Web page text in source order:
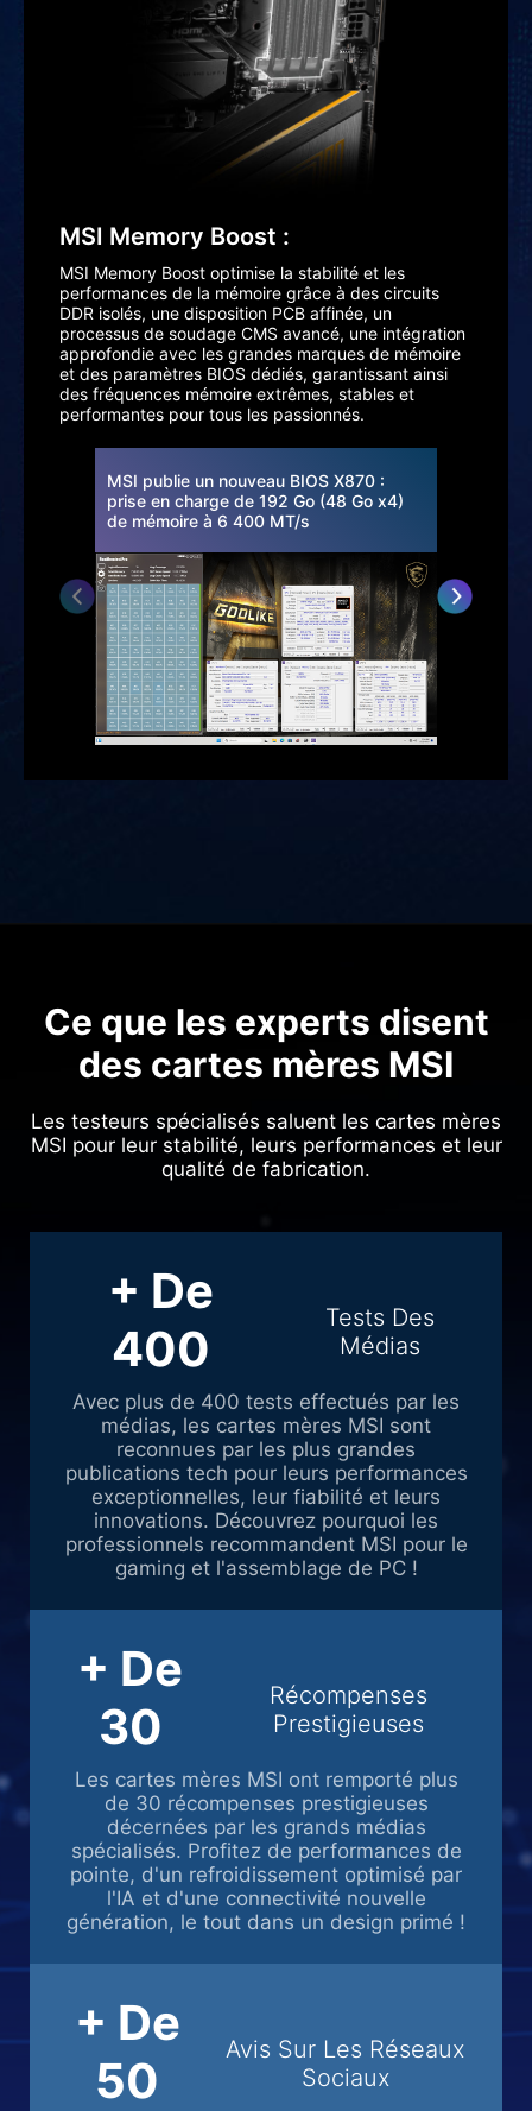
MSI Memory Boost :
MSI Memory Boost optimise la stabilité et les
performances de la mémoire grâce à des circuits
DDR isolés, une disposition PCB affinée, un
processus de soudage CMS avancé, une intégration
approfondie avec les grandes marques de mémoire
et des paramètres BIOS dédiés, garantissant ainsi
des fréquences mémoire extrêmes, stables et
performantes pour tous les passionnés.
MSI publie un nouveau BIOS X870 :
prise en charge de 192 Go (48 Go x4)
de mémoire à 6 400 MT/s
Ce que les experts disent
des cartes mères MSI
Les testeurs spécialisés saluent les cartes mères
MSI pour leur stabilité, leurs performances et leur
qualité de fabrication.
+ De
400
Tests Des
Médias
Avec plus de 400 tests effectués par les
médias, les cartes mères MSI sont
reconnues par les plus grandes
publications tech pour leurs performances
exceptionnelles, leur fiabilité et leurs
innovations. Découvrez pourquoi les
professionnels recommandent MSI pour le
gaming et l'assemblage de PC !
+ De
30
Récompenses
Prestigieuses
Les cartes mères MSI ont remporté plus
de 30 récompenses prestigieuses
décernées par les grands médias
spécialisés. Profitez de performances de
pointe, d'un refroidissement optimisé par
l'IA et d'une connectivité nouvelle
génération, le tout dans un design primé !
+ De
50
Avis Sur Les Réseaux
Sociaux